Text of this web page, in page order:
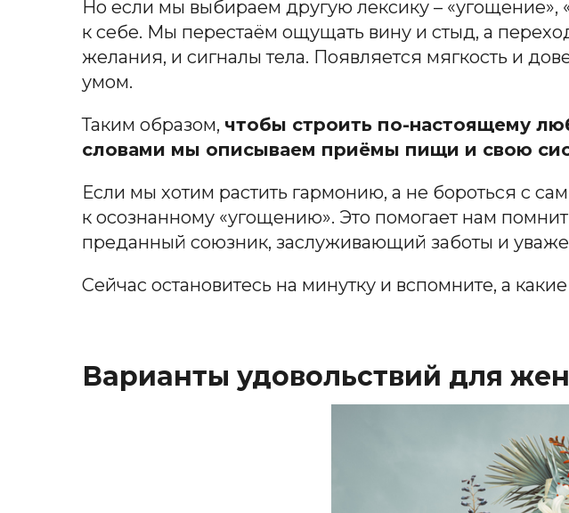
Но если мы выбираем другую лексику – «угощение»,
к себе. Мы перестаём ощущать вину и стыд, а
желания, и сигналы тела. Появляется мягкость и
умом.
Таким образом, чтобы строить по-настоящему
словами мы описываем приёмы пищи и свою
Если мы хотим растить гармонию, а не бороться с
к осознанному «угощению». Это помогает нам
преданный союзник, заслуживающий заботы и
Сейчас остановитесь на минутку и вспомните, а
Варианты удовольствий для